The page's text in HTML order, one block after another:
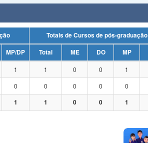
Totais de Cursos de pós-graduação
MP/DP Total ME DO MP
1 1 0 0 1
0 0 0 0 0
1 1 0 0 1